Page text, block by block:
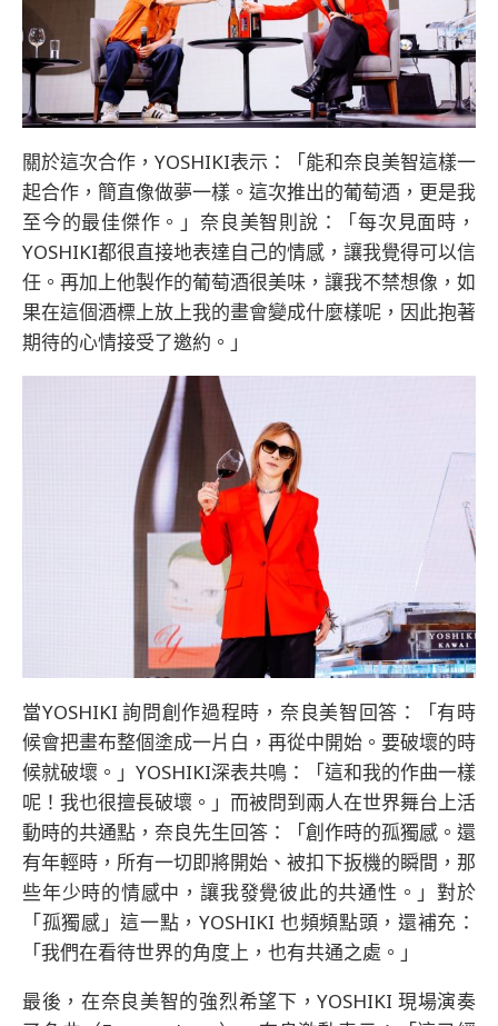
關於這次合作，YOSHIKI表示：「能和奈良美智這樣一
起合作，簡直像做夢一樣。這次推出的葡萄酒，更是我
至今的最佳傑作。」奈良美智則說：「每次見面時，
YOSHIKI都很直接地表達自己的情感，讓我覺得可以信
任。再加上他製作的葡萄酒很美味，讓我不禁想像，如
果在這個酒標上放上我的畫會變成什麼樣呢，因此抱著
期待的心情接受了邀約。」
當YOSHIKI 詢問創作過程時，奈良美智回答：「有時
候會把畫布整個塗成一片白，再從中開始。要破壞的時
候就破壞。」YOSHIKI深表共鳴：「這和我的作曲一樣
呢！我也很擅長破壞。」而被問到兩人在世界舞台上活
動時的共通點，奈良先生回答：「創作時的孤獨感。還
有年輕時，所有一切即將開始、被扣下扳機的瞬間，那
些年少時的情感中，讓我發覺彼此的共通性。」對於
「孤獨感」這一點，YOSHIKI 也頻頻點頭，還補充：
「我們在看待世界的角度上，也有共通之處。」
最後，在奈良美智的強烈希望下，YOSHIKI 現場演奏